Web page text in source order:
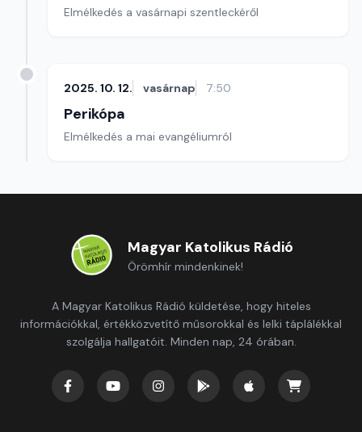
Elmélkedés a vasárnapi szentleckéről
2025. 10. 12. vasárnap 7:50
Perikópa
Elmélkedés a mai evangéliumról
Magyar Katolikus Rádió
Örömhír mindenkinek!
A Magyar Katolikus Rádió küldetése, hogy hiteles
információkkal, értékközvetítő műsorokkal és lelki táplálékkal
szolgálja hallgatóit. Minden nap, 24 órában.